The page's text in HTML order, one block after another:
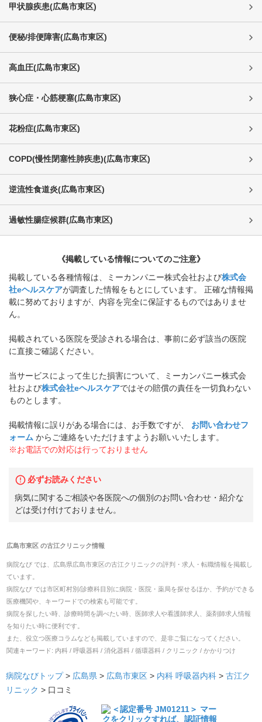
甲状腺疾患(広島市東区)
便秘/排便障害(広島市東区)
高血圧(広島市東区)
狭心症・心筋梗塞(広島市東区)
花粉症(広島市東区)
COPD(慢性閉塞性肺疾患)(広島市東区)
逆流性食道炎(広島市東区)
過敏性腸症候群(広島市東区)
《掲載している情報についてのご注意》
掲載している各種情報は、ミーカンパニー株式会社および株式会
社eヘルスケアが調査した情報をもとにしています。 正確な情報掲
載に努めておりますが、内容を完全に保証するものではありませ
ん。
掲載されている医院を受診される場合は、事前に必ず該当の医院
に直接ご確認ください。
当サービスによって生じた損害について、ミーカンパニー株式会
社および株式会社eヘルスケアではその賠償の責任を一切負わない
ものとします。
掲載情報に誤りがある場合には、お手数ですが、
お問い合わせフ
ォーム からご連絡をいただけますようお願いいたします。
※お電話での対応は行っておりません
必ずお読みください
病気に関するご相談や各医院への個別のお問い合わせ・紹介な
どは受け付けておりません。
広島市東区 の古江クリニック情報
病院なび では、 広島県広島市東区の古江クリニックの評判・求人・転職情報を掲載し
ています。
病院なび では市区町村別/診療科目別に病院・医院・薬局を探せるほか、予約ができる
医療機関や、キーワードでの検索も可能です。
病院を探したい時、診療時間を調べたい時、医師求人や看護師求人、薬剤師求人情報
を知りたい時に便利です。
また、役立つ医療コラムなども掲載していますので、是非ご覧になってください。
関連キーワード: 内科 / 呼吸器科 / 消化器科 / 循環器科 / クリニック / かかりつけ
病院なびトップ > 広島県 > 広島市東区 > 内科 呼吸器内科 > 古江ク
リニック > 口コミ